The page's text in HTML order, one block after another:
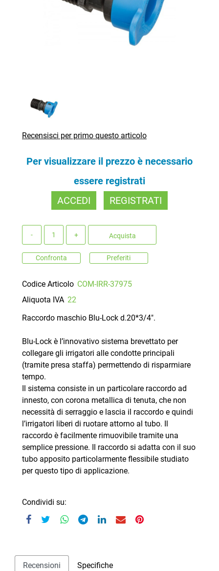
Recensisci per primo questo articolo
Per visualizzare il prezzo è necessario
essere registrati
ACCEDI
REGISTRATI
Acquista
Confronta Preferiti
Codice Articolo COM-IRR-37975
Aliquota IVA 22
Raccordo maschio Blu-Lock d.20*3/4".
Blu-Lock è l’innovativo sistema brevettato per
collegare gli irrigatori alle condotte principali
(tramite presa staffa) permettendo di risparmiare
tempo.
Il sistema consiste in un particolare raccordo ad
innesto, con corona metallica di tenuta, che non
necessità di serraggio e lascia il raccordo e quindi
l’irrigatori liberi di ruotare attorno al tubo. Il
raccordo è facilmente rimuovibile tramite una
semplice pressione. Il raccordo si adatta con il suo
tubo apposito particolarmente flessibile studiato
per questo tipo di applicazione.
Condividi su:
Recensioni Specifiche